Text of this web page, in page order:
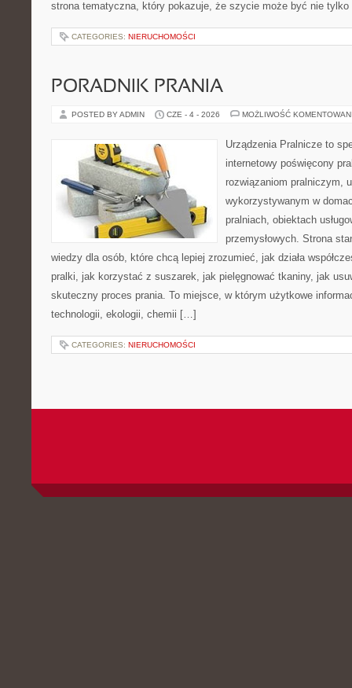
strona tematyczna, który pokazuje, że szycie może być nie
CATEGORIES: NIERUCHOMOŚCI
PORADNIK PRANIA
POSTED BY ADMIN CZE - 4 - 2026 MOŻLIWOŚĆ
Urządzenia Pralnicze to
internetowy poświęcony
rozwiązaniom pralniczym,
wykorzystywanym w
pralniach, obiektach
przemysłowych. Strona
wiedzy dla osób, które chcą lepiej zrozumieć, jak działa
pralki, jak korzystać z suszarek, jak pielęgnować tkaniny, jak
skuteczny proces prania. To miejsce, w którym użytkowe
technologii, ekologii, chemii […]
CATEGORIES: NIERUCHOMOŚCI